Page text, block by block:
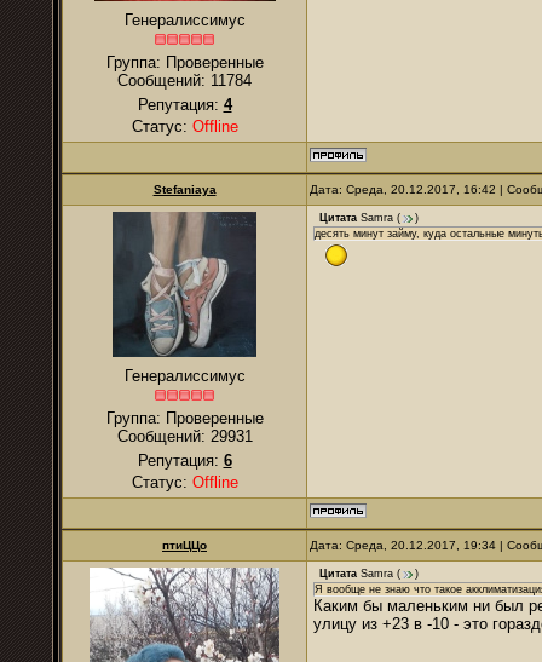
Генералиссимус
Группа: Проверенные
Сообщений: 11784
Репутация: 4
Статус: Offline
Stefaniaya Дата: Среда, 20.12.2017, 16:42 |
Генералиссимус
Группа: Проверенные
Сообщений: 29931
Репутация: 6
Статус: Offline
Цитата Samra (
)
десять минут займу, куда остальные
птиЦЦо Дата: Среда, 20.12.2017, 19:34 |
Цитата Samra (
)
Я вообще не знаю что такое
Каким бы маленьким ни был
улицу из +23 в -10 - это